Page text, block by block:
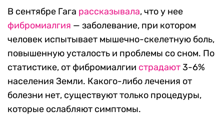
В сентябре Гага рассказывала, что у нее
фибромиалгия — заболевание, при котором
человек испытывает мышечно-скелетную боль,
повышенную усталость и проблемы со сном. По
статистике, от фибромиалгии страдают3-6%
населения Земли. Какого-либо лечения от
болезни нет, существуют только процедуры,
которые ослабляют симптомы.